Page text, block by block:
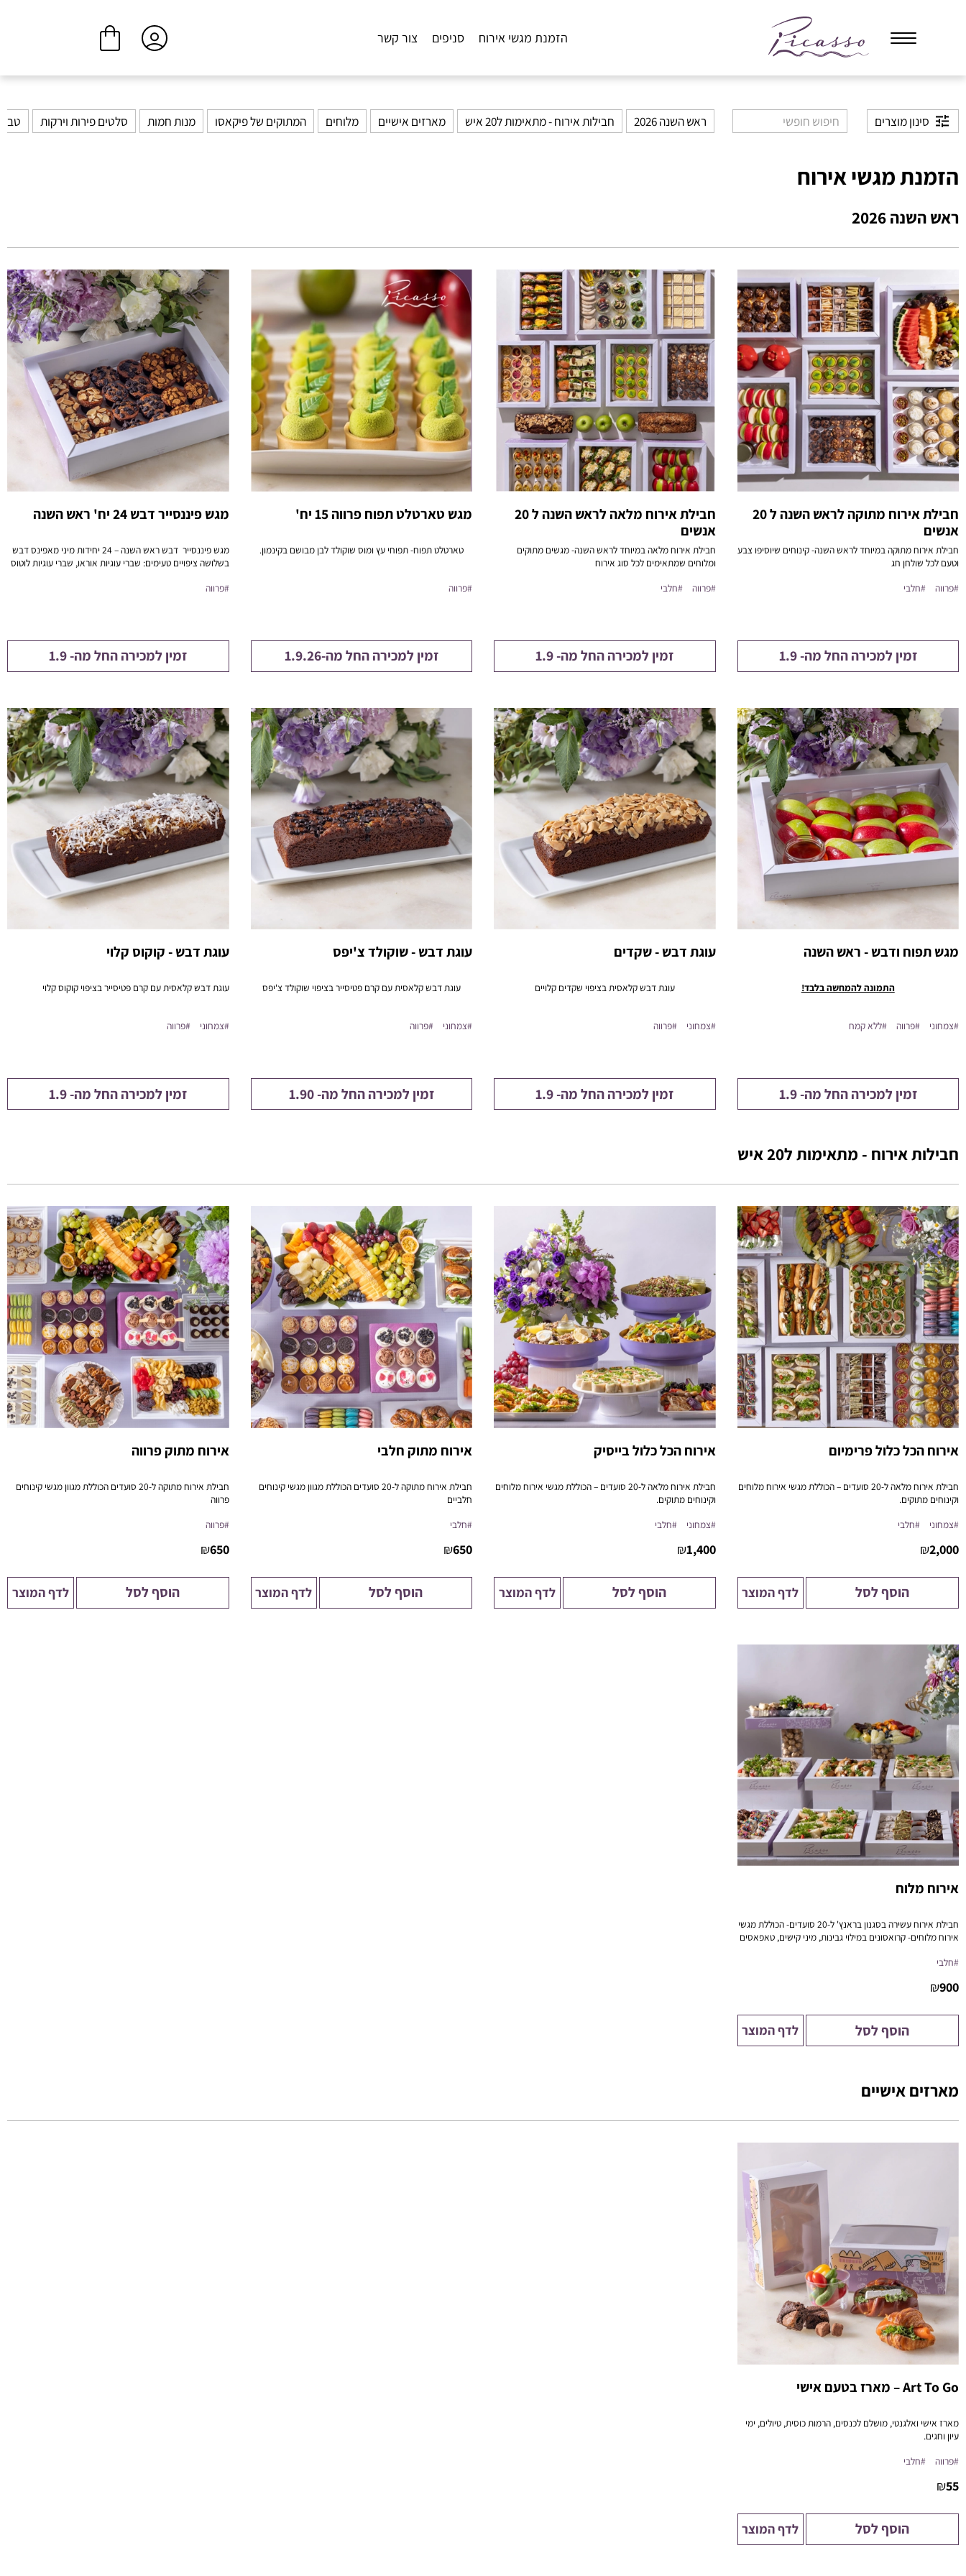
הזמנת מגשי אירוח סניפים צור קשר
סינון מוצרים
ראש השנה 2026 חבילות אירוח - מתאימות ל20 איש מארזים אישיים מלוחים המתוקים של פיקאסו מנות חמות סלטים פירות וירקות
הזמנת מגשי אירוח
ראש השנה 2026
חבילת אירוח מתוקה לראש השנה ל 20
אנשים
חבילת אירוח מתוקה במיוחד לראש השנה- קינוחים שיוסיפו צבע
וטעם לכל שולחן חג
#פרווה
#חלבי
זמין למכירה החל מה- 1.9
חבילת אירוח מלאה לראש השנה ל 20
אנשים
חבילת אירוח מלאה במיוחד לראש השנה- מגשים מתוקים
ומלוחים שמתאימים לכל סוג אירוח
#פרווה
#חלבי
זמין למכירה החל מה- 1.9
מגש טארטלט תפוח פרווה 15 יח'
טארטלט תפוח- תפוחי עץ ומוס שוקולד לבן מבושם בקינמון.
#פרווה
זמין למכירה החל מה-1.9.26
מגש פיננסייר דבש 24 יח' ראש השנה
מגש פיננסייר דבש ראש השנה – 24 יחידות מיני מאפינס דבש
בשלושה ציפויים טעימים: שברי עוגיות אוראו, שברי עוגיות לוטוס
#פרווה
זמין למכירה החל מה- 1.9
מגש תפוח ודבש - ראש השנה
התמונה להמחשה בלבד!
#צמחוני #פרווה #ללא קמח
זמין למכירה החל מה- 1.9
עוגת דבש - שקדים
עוגת דבש קלאסית בציפוי שקדים קלויים
#צמחוני #פרווה
זמין למכירה החל מה- 1.9
עוגת דבש - שוקולד צ'יפס
עוגת דבש קלאסית עם קרם פטיסייר בציפוי שוקולד צ'יפס
#צמחוני #פרווה
זמין למכירה החל מה- 1.90
עוגת דבש - קוקוס קלוי
עוגת דבש קלאסית עם קרם פטיסייר בציפוי קוקוס קלוי
#צמחוני #פרווה
זמין למכירה החל מה- 1.9
חבילות אירוח - מתאימות ל20 איש
אירוח הכל כלול פרימיום
חבילת אירוח מלאה ל-20 סועדים – הכוללת מגשי אירוח מלוחים
וקינוחים מתוקים.
פתרון מושלם לישיבות, כנסים, ואירוח ביתי בסטייל.
#צמחוני #חלבי
2,000
₪
הוסף לסל לדף המוצר
אירוח הכל כלול בייסיק
חבילת אירוח מלאה ל-20 סועדים – הכוללת מגשי אירוח מלוחים
וקינוחים מתוקים.
#צמחוני
#חלבי
1,400
₪
הוסף לסל לדף המוצר
אירוח מתוק חלבי
חבילת אירוח מתוקה ל-20 סועדים הכוללת מגוון מגשי קינוחים
חלביים
#חלבי
650
₪
הוסף לסל לדף המוצר
אירוח מתוק פרווה
חבילת אירוח מתוקה ל-20 סועדים הכוללת מגוון מגשי קינוחים
פרווה
#פרווה
650
₪
הוסף לסל לדף המוצר
אירוח מלוח
חבילת אירוח עשירה בסגנון בראנץ' ל-20 סועדים- הכוללת מגשי
אירוח מלוחים- קרואסונים במילוי גבינות, מיני קישים, טאפאסים
פתרון מושלם לישיבות, כנסים, ואירוח ביתי בסטייל.
#חלבי
900
₪
הוסף לסל לדף המוצר
מארזים אישיים
Art To Go – מארז בטעם אישי
מארז אישי ואלגנטי, מושלם לכנסים, הרמות כוסית, טיולים, ימי
עיון וחגים.
#פרווה
#חלבי
55
₪
הוסף לסל לדף המוצר